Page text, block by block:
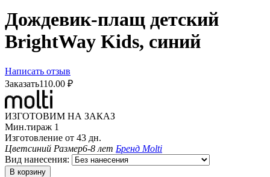
Дождевик-плащ детский
BrightWay Kids, синий
Написать отзыв
Заказать110.00 ₽
ИЗГОТОВИМ НА ЗАКАЗ
Мин.тираж 1
Изготовление от 43 дн.
Цветсиний Размер6-8 лет Бренд Molti
Вид нанесения:
В корзину